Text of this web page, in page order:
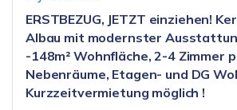
ERSTBEZUG, JETZT einziehen!
Albau mit modernster
-148m² Wohnfläche, 2-4 Zimmer
Nebenräume, Etagen- und DG
Kurzzeitvermietung möglich !